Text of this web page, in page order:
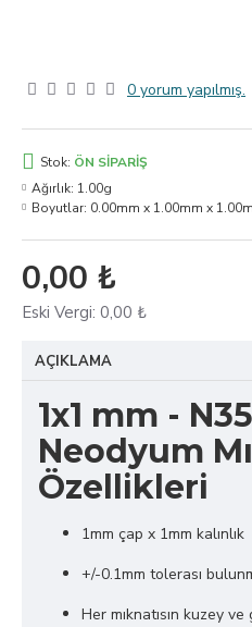
0 yorum yapılmış.
0,00 ₺
Eski Vergi: 0,00 ₺
Stok: ÖN SIPARIŞ
Ağırlık: 1.00g
Boyutlar: 0.00mm x 1.00mm x
AÇIKLAMA
1x1 mm -
Neodyum
Özellikleri
1mm çap x 1mm kalınlık
+/-0.1mm tolerası
Her mıknatısın kuzey